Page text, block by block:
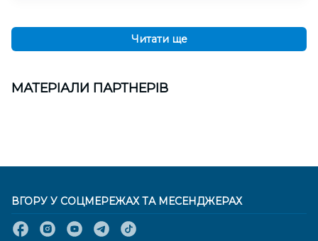
Читати ще
МАТЕРІАЛИ ПАРТНЕРІВ
ВГОРУ У СОЦМЕРЕЖАХ ТА МЕСЕНДЖЕРАХ